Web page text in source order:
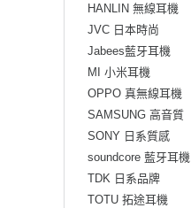
HANLIN 無線耳機
JVC 日本時尚
Jabees藍牙耳機
MI 小米耳機
OPPO 真無線耳機
SAMSUNG 高音質
SONY 日系質感
soundcore 藍牙耳機
TDK 日系品牌
TOTU 拓途耳機